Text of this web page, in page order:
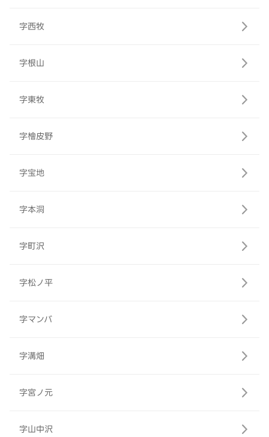
字西牧
字根山
字東牧
字檜皮野
字宝地
字本洞
字町沢
字松ノ平
字マンバ
字溝畑
字宮ノ元
字山中沢